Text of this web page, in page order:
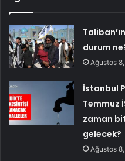
durum
Ağustos
İstanbul
Temmuz
zaman
gelecek?
Ağustos